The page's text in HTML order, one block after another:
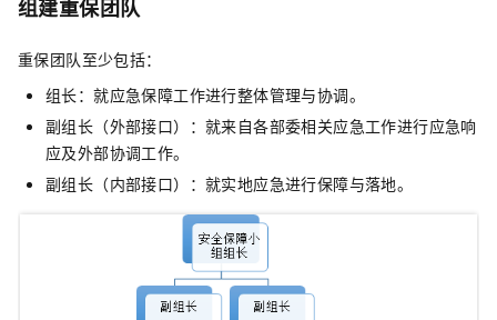
组建重保团队
重保团队至少包括：
组长：就应急保障工作进行整体管理与协调。
副组长（外部接口）：就来自各部委相关应急工作进行应急响
应及外部协调工作。
副组长（内部接口）：就实地应急进行保障与落地。